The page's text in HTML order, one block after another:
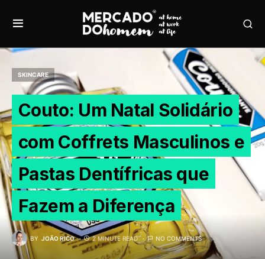
SKINCARE
Couto: Um Natal Solidário
com Coffrets Masculinos e
Pastas Dentífricas que
Fazem a Diferença
BY JOÃO RICO 2 MINUTE READ NO COMMENTS